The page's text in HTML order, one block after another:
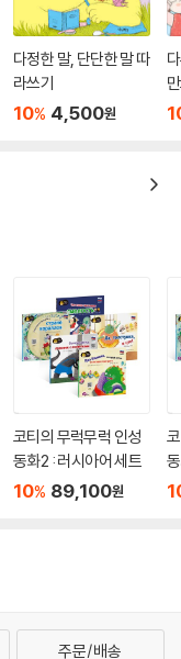
다정한 말, 단단한 말 따
라쓰기
10% 4,500원
코티의 무럭무럭 인성
동화2 : 러시아어 세트
10% 89,100원
주문/배송